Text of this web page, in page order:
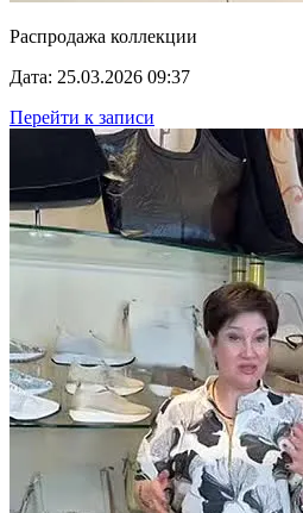
Распродажа коллекции
Дата: 25.03.2026 09:37
Перейти к записи